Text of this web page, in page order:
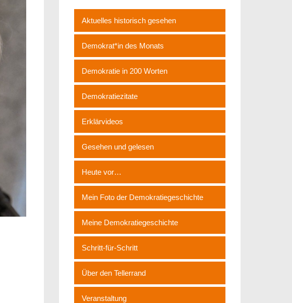
Aktuelles historisch gesehen
Demokrat*in des Monats
Demokratie in 200 Worten
Demokratiezitate
Erklärvideos
Gesehen und gelesen
Heute vor…
Mein Foto der Demokratiegeschichte
Meine Demokratiegeschichte
Schritt-für-Schritt
Über den Tellerrand
Veranstaltung